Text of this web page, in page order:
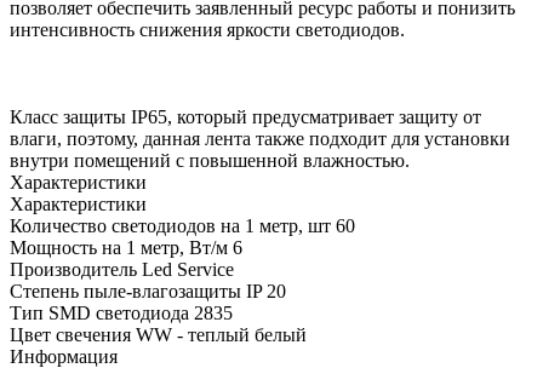
позволяет обеспечить заявленный ресурс работы и понизить
интенсивность снижения яркости светодиодов.
Класс защиты IP65, который предусматривает защиту от
влаги, поэтому, данная лента также подходит для установки
внутри помещений с повышенной влажностью.
Характеристики
Характеристики
Количество светодиодов на 1 метр, шт 60
Мощность на 1 метр, Вт/м 6
Производитель Led Service
Степень пыле-влагозащиты IP 20
Тип SMD светодиода 2835
Цвет свечения WW - теплый белый
Информация